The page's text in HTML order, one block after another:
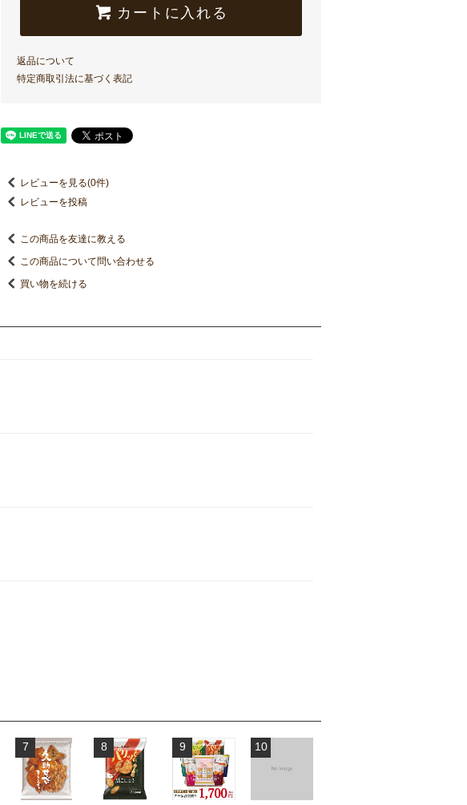
カートに入れる
返品について
特定商取引法に基づく表記
レビューを見る(0件)
レビューを投稿
この商品を友達に教える
この商品について問い合わせる
買い物を続ける
7 8 9 10